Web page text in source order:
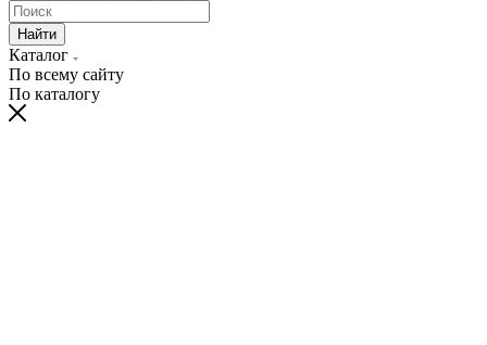
Найти
Каталог
По всему сайту
По каталогу